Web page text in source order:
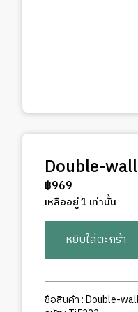
Double-
฿969
เหลืออยู่ 1 เท่านั้น
Double-
wall
titanium
bowl
หยิบใส่ตะกร้า
ชื่อสินค้า : Double-